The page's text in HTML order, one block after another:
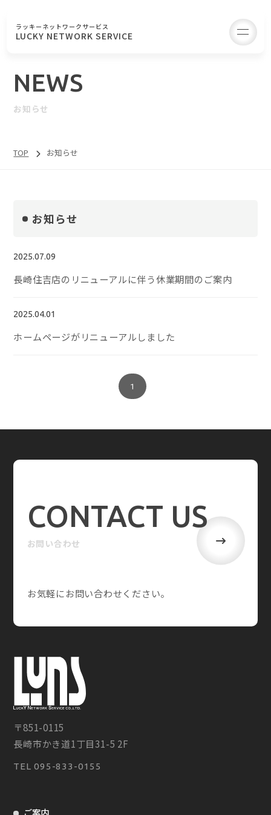
ラッキーネットワークサービス
LUCKY NETWORK SERVICE
NEWS
お知らせ
TOP お知らせ
お知らせ
2025.07.09
長崎住吉店のリニューアルに伴う休業期間のご案内
2025.04.01
ホームページがリニューアルしました
1
CONTACT US
お問い合わせ
お気軽にお問い合わせください。
〒851-0115
長崎市かき道1丁目31-5 2F
TEL095-833-0155